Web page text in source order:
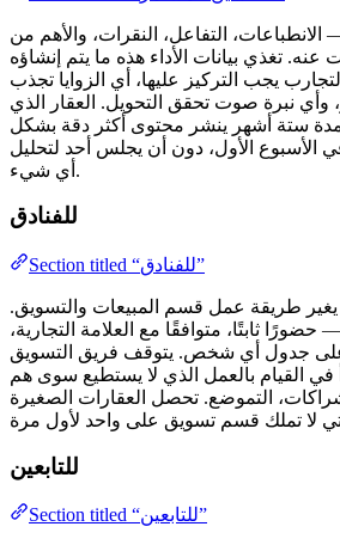
التفاعل، النقرات، والأهم من
تغذي بيانات الأداء هذه ما يتم إنشاؤه
يجب التركيز عليها، أي الزوايا تجذب
نبرة صوت تحقق التحويل. العقار الذي
ستة أشهر ينشر محتوى أكثر دقة بشكل
الأسبوع الأول، دون أن يجلس أحد لتحليل
أي شيء.
للفنادق
Section titled “للفنادق”
يغير طريقة عمل قسم المبيعات والتسويق.
حضورًا ثابتًا، متوافقًا مع العلامة التجارية،
على جدول أي شخص. يتوقف فريق التسويق
في القيام بالعمل الذي لا يستطيع سوى هم
التموضع. تحصل العقارات الصغيرة
للتابعين
Section titled “للتابعين”